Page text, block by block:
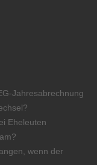
Jahresabrechnung
Eheleuten
wenn der